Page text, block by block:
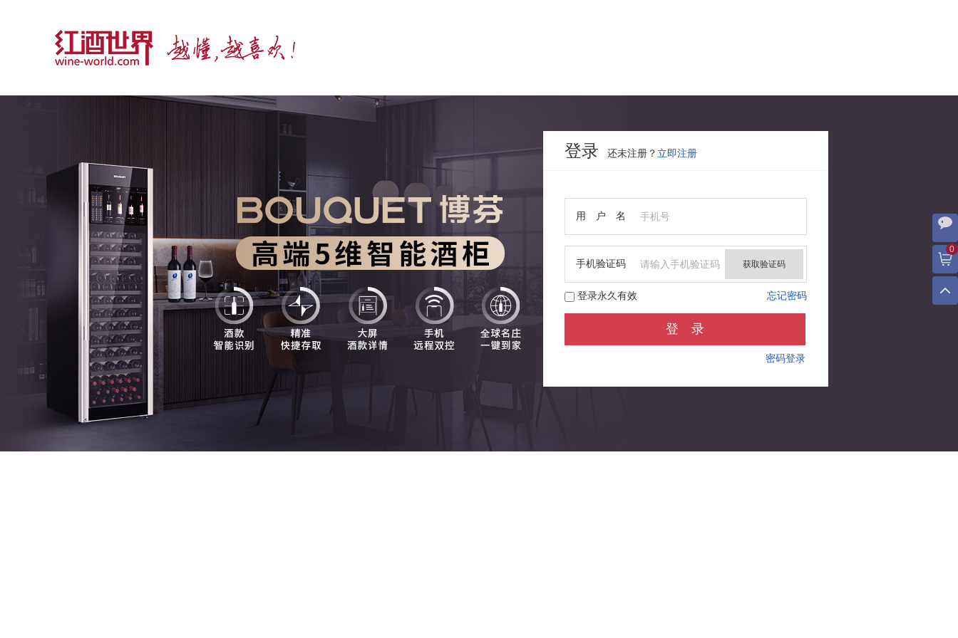
登录 还未注册？ 立即注册
用 户 名
手机验证码 获取验证码
登录永久有效 忘记密码
登 录
密码登录
0